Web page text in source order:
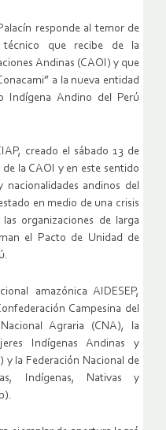
responde al temor de
que recibe de la
Andinas (CAOI) y que
a la nueva entidad
Indígena Andino del Perú
creado el sábado 13 de
la CAOI y en este sentido
andinos del
en medio de una crisis
organizaciones de larga
el Pacto de Unidad de
amazónica AIDESEP,
Campesina del
Agraria (CNA), la
Indígenas Andinas y
y la Federación Nacional de
Indígenas, Nativas y